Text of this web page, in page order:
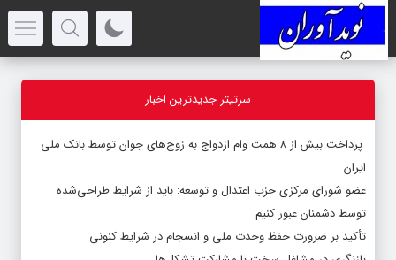
سرتیتر جدیدترین اخبار
پرداخت بیش از ۸ همت وام ازدواج به زوج‌های جوان توسط بانک ملی
ایران
عضو شورای مرکزی حزب اعتدال و توسعه: باید از شرایط طراحی‌شده
توسط دشمنان عبور کنیم
تأکید بر ضرورت حفظ وحدت ملی و انسجام در شرایط کنونی